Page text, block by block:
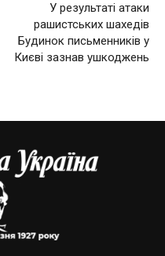
У результаті атаки
рашистських шахедів
Будинок письменників у
Києві зазнав ушкоджень